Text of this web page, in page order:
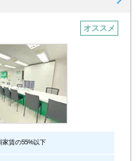
オススメ
家賃の55%以下